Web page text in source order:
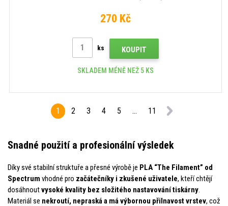
270 Kč
ks KOUPIT
SKLADEM MÉNĚ NEŽ 5 KS
1 2 3 4 5 ... 11
Snadné použití a profesionální výsledek
Díky své stabilní struktuře a přesné výrobě je PLA “The Filament” od
Spectrum vhodné pro začátečníky i zkušené uživatele, kteří chtějí
dosáhnoutvysoké kvality bez složitého nastavování tiskárny.
Materiál se nekroutí, nepraská a má výbornou přilnavost vrstev, což